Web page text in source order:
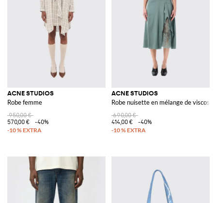
ACNE STUDIOS
Robe femme
950,00 €
570,00 €
-40%
ACNE STUDIOS
Robe nuisette en mélange de
690,00 €
414,00 €
-40%